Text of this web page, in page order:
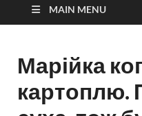
MAIN MENU
Марійка
картоплю.